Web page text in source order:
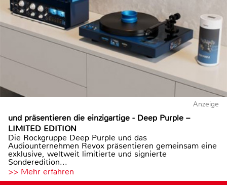
Anzeige
und präsentieren die einzigartige - Deep Purple –
LIMITED EDITION
Die Rockgruppe Deep Purple und das
Audiounternehmen Revox präsentieren gemeinsam eine
exklusive, weltweit limitierte und signierte
Sonderedition...
>> Mehr erfahren